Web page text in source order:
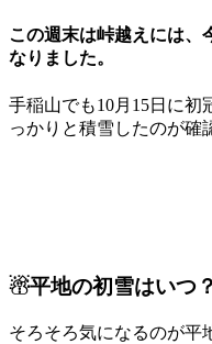
この週末は峠越えには、
なりました。
手稲山でも10月15日に初
っかりと積雪したのが確
☃平地の初雪はいつ？
そろそろ気になるのが平